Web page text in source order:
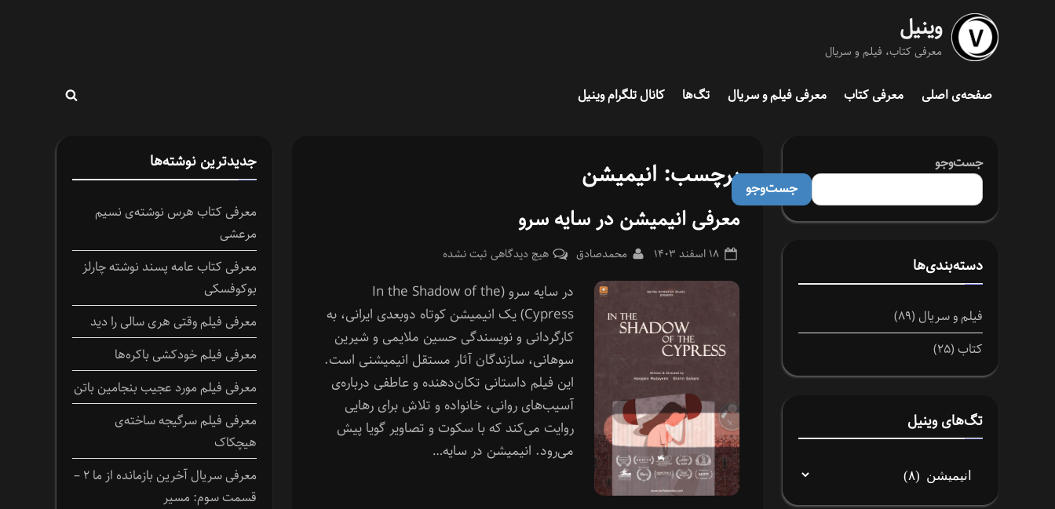
وینیل
معرفی کتاب، فیلم و سریال
صفحه‌ی اصلی معرفی کتاب معرفی فیلم و سریال تگ‌ها کانال تلگرام وینیل
Toggle
form
برچسب: انیمیشن
معرفی انیمیشن در سایه سرو
Posted
۱۸ اسفند ۱۴۰۳ By
محمدصادق هیچ دیدگاهی برای
انیمیشن
در
سایه
سرو
ثبت نشده
در سایه سرو (In the Shadow of the
Cypress) یک انیمیشن کوتاه دوبعدی ایرانی، به
کارگردانی و نویسندگی حسین ملایمی و شیرین
سوهانی، سازندگان آثار مستقل انیمیشنی است.
این فیلم داستانی تکان‌دهنده و عاطفی درباره‌ی
آسیب‌های روانی، خانواده و تلاش برای رهایی
روایت می‌کند که با سکوت و تصاویر گویا پیش
می‌رود. انیمیشن در سایه…
جست‌وجو
جست‌وجو
دسته‌بندی‌ها
فیلم و سریال (۸۹)
کتاب(۲۵)
تگ‌های وینیل
جدیدترین نوشته‌ها
معرفی کتاب هرس نوشته‌ی نسیم
مرعشی
معرفی کتاب عامه پسند نوشته چارلز
بوکوفسکی
معرفی فیلم وقتی هری سالی را دید
معرفی فیلم خودکشی باکره‌ها
معرفی فیلم مورد عجیب بنجامین باتن
معرفی فیلم سرگیجه ساخته‌ی
هیچکاک
معرفی سریال آخرین بازمانده از ما ۲ –
قسمت سوم: مسیر